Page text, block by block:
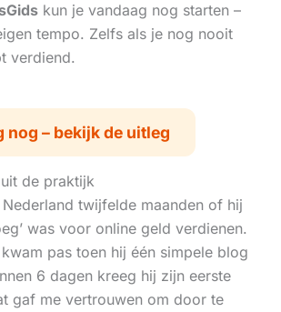
kun je vandaag nog starten –
tempo. Zelfs als je nog nooit
verdiend.
nog – bekijk de uitleg
de praktijk
twijfelde maanden of hij
was voor online geld verdienen.
pas toen hij één simpele blog
6 dagen kreeg hij zijn eerste
gaf me vertrouwen om door te